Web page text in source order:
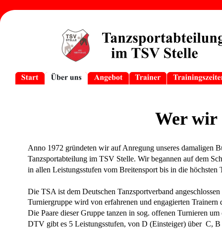
Wer wir
Anno 1972 gründeten wir auf Anregung unseres damaligen
Tanzsportabteilung im TSV Stelle. Wir begannen auf dem
in allen Leistungsstufen vom Breitensport bis in die höchsten
Die TSA ist dem Deutschen Tanzsportverband
Turniergruppe wird von erfahrenen und engagierten Trainern
Die Paare dieser Gruppe tanzen in sog. offenen Turnieren
DTV gibt es 5 Leistungsstufen, von D (Einsteiger) über  C,